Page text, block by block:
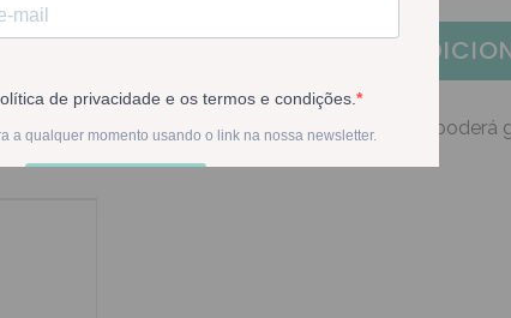
Na compra deste produto poderá